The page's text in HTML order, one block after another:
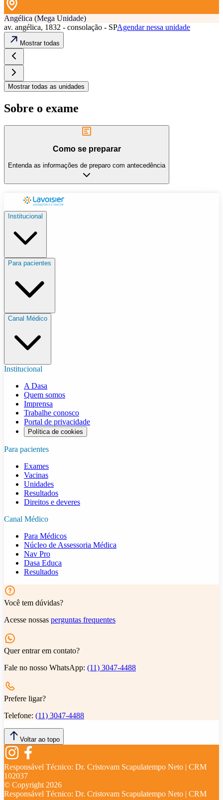
Angélica (Mega Unidade)
av. angélica, 1832 - consolação - SPAgendar nessa unidade
Mostrar todas
Mostrar todas as unidades
Sobre o exame
Como se preparar
Entenda as informações de preparo com antecedência
Institucional
Para pacientes
Canal Médico
Institucional
A Dasa
Quem somos
Imprensa
Trabalhe conosco
Portal de privacidade
Política de cookies
Para pacientes
Exames
Vacinas
Unidades
Resultados
Direitos e deveres
Canal Médico
Para Médicos
Núcleo de Assessoria Médica
Nav Pro
Dasa Educa
Resultados
Você tem dúvidas?
Acesse nossas perguntas frequentes
Quer entrar em contato?
Fale no nosso WhatsApp: (11) 3047-4488
Prefere ligar?
Telefone: (11) 3047-4488
Voltar ao topo
Responsável Técnico: Dr. Cristovam Scapulatempo Neto | CRM
102037
© Copyright2026
Responsável Técnico: Dr. Cristovam Scapulatempo Neto | CRM